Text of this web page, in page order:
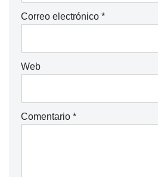
Correo electrónico *
Web
Comentario *